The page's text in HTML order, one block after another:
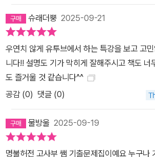
슈래더뿡 2025-09-21
우연치 않게 유투브에서 하는 특강을 보고 고
니다!! 설명도 기가 막히게 잘해주시고 책도 너
도 즐거울 것 같습니다^^
공감 (0) 댓글 (0)
물방울 2025-09-19
명불허전 고사부 쌤 기출문제집이예요 누구나